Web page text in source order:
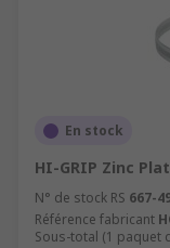
En stock
HI-GRIP Zinc
N° de stock RS 667-
Référence fabricant
Sous-total (1 paquet